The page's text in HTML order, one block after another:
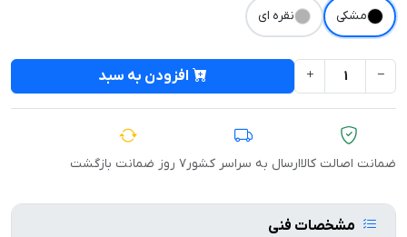
مشکی نقره ای
افزودن به سبد
ضمانت اصالت کالاارسال به سراسر کشور۷ روز ضمانت بازگشت
مشخصات فنی